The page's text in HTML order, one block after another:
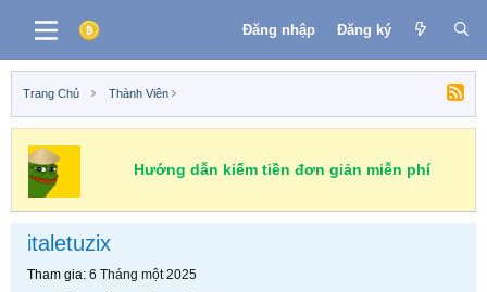
Đăng nhập Đăng ký
Trang Chủ Thành Viên
Hướng dẫn kiếm tiền đơn giản miễn phí
italetuzix
Tham gia 6 Tháng một 2025